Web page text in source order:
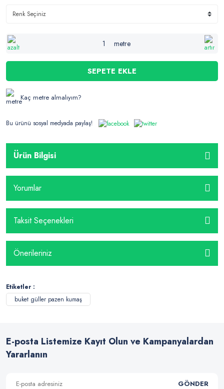
metre
SEPETE EKLE
Kaç metre almalıyım?
Bu ürünü sosyal medyada paylaş!
Ürün Bilgisi
Yorumlar
Taksit Seçenekleri
Önerileriniz
Etiketler :
buket güller pazen kumaş
E-posta Listemize Kayıt Olun ve Kampanyalardan
Yararlanın
GÖNDER